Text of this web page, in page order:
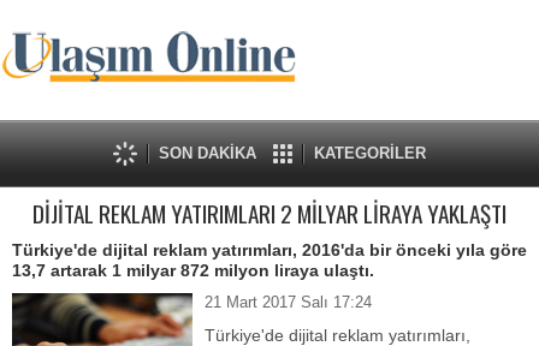
SON DAKİKA KATEGORİLER
DİJİTAL REKLAM YATIRIMLARI 2 MİLYAR LİRAYA YAKLAŞTI
Türkiye'de dijital reklam yatırımları, 2016'da bir önceki yıla göre
13,7 artarak 1 milyar 872 milyon liraya ulaştı.
21 Mart 2017 Salı 17:24
Türkiye'de dijital reklam yatırımları,